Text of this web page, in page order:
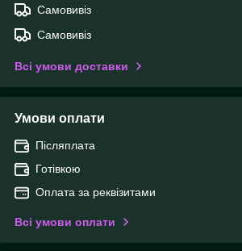
Самовивіз
Самовивіз
Всі умови доставки
Умови оплати
Післяплата
Готівкою
Оплата за реквізитами
Всі умови оплати